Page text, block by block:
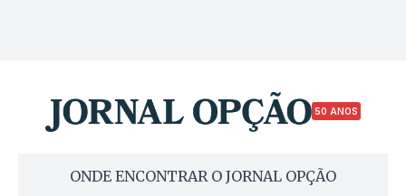
50 ANOS
ONDE ENCONTRAR O JORNAL OPÇÃO